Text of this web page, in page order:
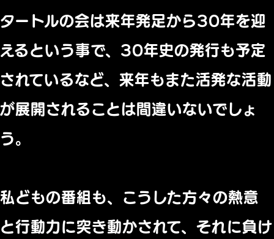
タートルの会は来年発足から30年を迎
えるという事で、30年史の発行も予定
されているなど、来年もまた活発な活動
が展開されることは間違いないでしょ
う。
私どもの番組も、こうした方々の熱意
と行動力に突き動かされて、それに負け